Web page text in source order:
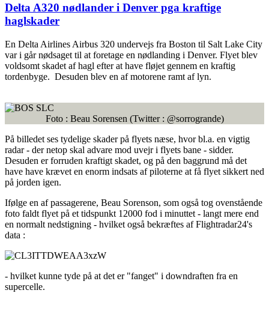
Delta A320 nødlander i Denver pga kraftige
haglskader
En Delta Airlines Airbus 320 undervejs fra Boston til Salt Lake City
var i går nødsaget til at foretage en nødlanding i Denver. Flyet blev
voldsomt skadet af hagl efter at have fløjet gennem en kraftig
tordenbyge. Desuden blev en af motorene ramt af lyn.
Foto : Beau Sorensen (Twitter : @sorrogrande)
På billedet ses tydelige skader på flyets næse, hvor bl.a. en vigtig
radar - der netop skal advare mod uvejr i flyets bane - sidder.
Desuden er forruden kraftigt skadet, og på den baggrund må det
have have krævet en enorm indsats af piloterne at få flyet sikkert ned
på jorden igen.
Ifølge en af passagerene, Beau Sorenson, som også tog ovenstående
foto faldt flyet på et tidspunkt 12000 fod i minuttet - langt mere end
en normalt nedstigning - hvilket også bekræftes af Flightradar24's
data :
- hvilket kunne tyde på at det er "fanget" i downdraften fra en
supercelle.